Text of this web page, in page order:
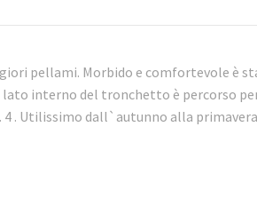
pellami. Morbido e comfortevole è
interno del tronchetto è percorso
. Utilissimo dall`autunno alla